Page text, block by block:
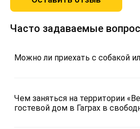
Часто задаваемые
Можно ли приехать с собакой
Чем заняться на территории
гостевой дом в Гаграх в